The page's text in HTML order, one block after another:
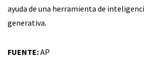
ayuda de una herramienta de
generativa.
FUENTE:AP